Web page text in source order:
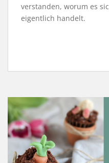
verstanden, worum es
eigentlich handelt.